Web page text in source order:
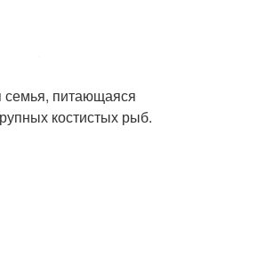
семья, питающаяся
костистых рыб.